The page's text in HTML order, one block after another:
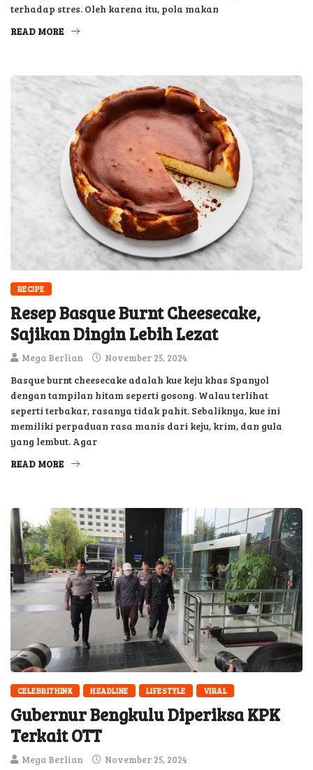
READ MORE
RECIPE
Resep Basque Burnt Cheesecake,
Sajikan Dingin Lebih Lezat
Mega Berlian November 25, 2024
Basque burnt cheesecake adalah kue keju khas Spanyol
dengan tampilan hitam seperti gosong. Walau terlihat
seperti terbakar, rasanya tidak pahit. Sebaliknya, kue ini
memiliki perpaduan rasa manis dari keju, krim, dan gula
yang lembut. Agar
READ MORE
CELEBRITHINK HEADLINE LIFESTYLE VIRAL
Gubernur Bengkulu Diperiksa KPK
Terkait OTT
Mega Berlian
Komisi Pemberantasan Korupsi (KPK) melakukan operasi